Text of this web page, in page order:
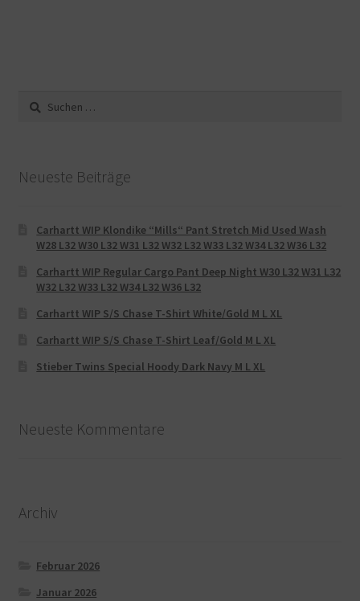
Suche
nach:
Neueste Beiträge
Carhartt WIP Klondike “Mills“ Pant Stretch Mid Used Wash
W28 L32 W30 L32 W31 L32 W32 L32 W33 L32 W34 L32 W36 L32
Carhartt WIP Regular Cargo Pant Deep Night W30 L32 W31 L32
W32 L32 W33 L32 W34 L32 W36 L32
Carhartt WIP S/S Chase T-Shirt White/Gold M L XL
Carhartt WIP S/S Chase T-Shirt Leaf/Gold M L XL
Stieber Twins Special Hoody Dark Navy M L XL
Neueste Kommentare
Archiv
Februar 2026
Januar 2026